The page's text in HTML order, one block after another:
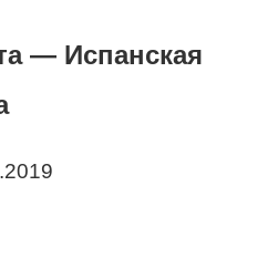
— Испанская